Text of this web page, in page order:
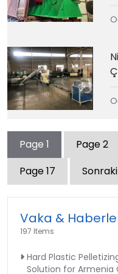
Page 1 Page2
Page17
Vaka &
197 Items
Hard Plastic
Solution for Armenia